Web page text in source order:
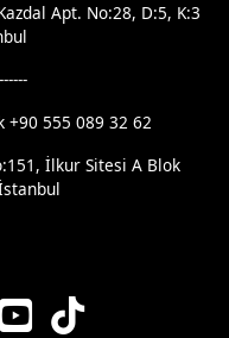
Apt. No:28, D:5, K:3
+90 555 089 32 62
İlkur Sitesi A Blok